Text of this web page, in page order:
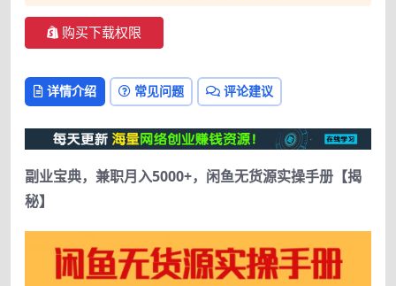
购买下载权限
详情介绍 常见问题 评论建议
副业宝典，兼职月入5000+，闲鱼无货源实操手册【揭
秘】